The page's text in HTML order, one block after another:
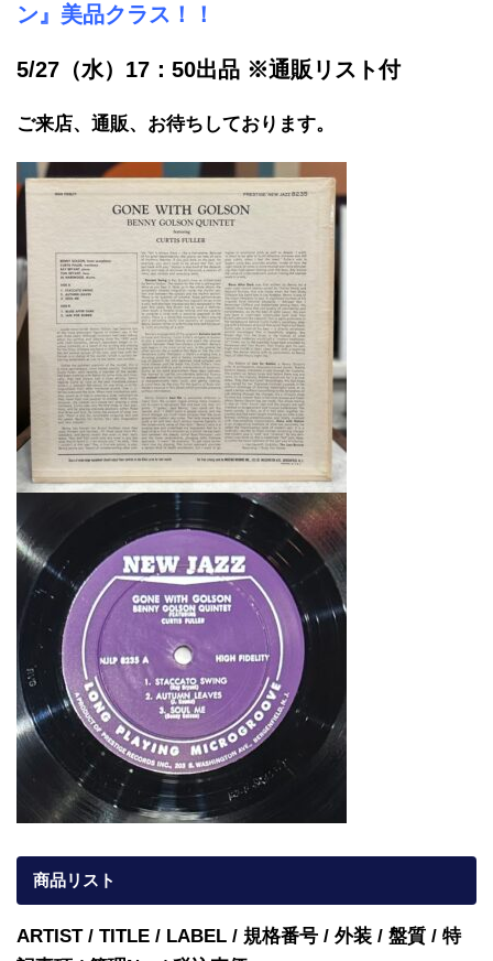
ン』美品クラス！！
5/27（水）17：50出品 ※通販リスト付
ご来店、通販、お待ちしております。
商品リスト
ARTIST / TITLE / LABEL / 規格番号 / 外装 / 盤質 / 特